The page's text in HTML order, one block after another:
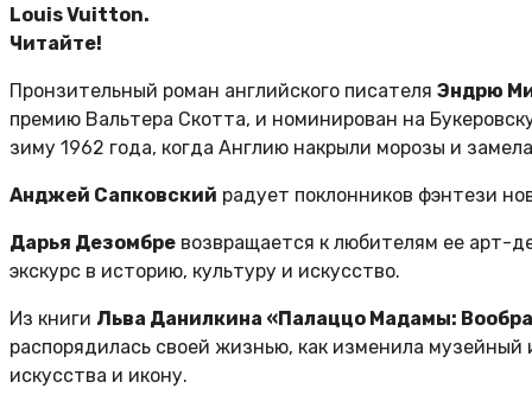
Louis Vuitton.
Читайте!
Пронзительный роман английского писателя Эндрю
премию Вальтера Скотта, и номинирован на
зиму 1962 года, когда Англию накрыли морозы и
Анджей Сапковский радует поклонников фэнтези
Дарья Дезомбре возвращается к любителям ее арт-
экскурс в историю, культуру и искусство.
Из книги Льва Данилкина «Палаццо Мадамы:
распорядилась своей жизнью, как изменила
искусства и икону.